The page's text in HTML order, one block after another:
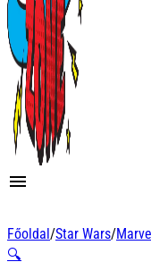
Főoldal/Star Wars/
🔍